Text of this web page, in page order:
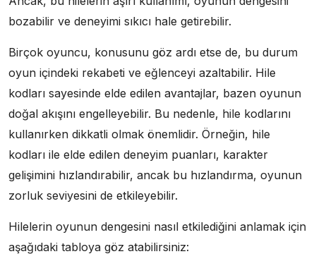
bozabilir ve deneyimi sıkıcı hale getirebilir.
Birçok oyuncu, konusunu göz ardı etse de, bu durum
oyun içindeki rekabeti ve eğlenceyi azaltabilir. Hile
kodları sayesinde elde edilen avantajlar, bazen oyunun
doğal akışını engelleyebilir. Bu nedenle, hile kodlarını
kullanırken dikkatli olmak önemlidir. Örneğin, hile
kodları ile elde edilen deneyim puanları, karakter
gelişimini hızlandırabilir, ancak bu hızlandırma, oyunun
zorluk seviyesini de etkileyebilir.
Hilelerin oyunun dengesini nasıl etkilediğini anlamak için
aşağıdaki tabloya göz atabilirsiniz: